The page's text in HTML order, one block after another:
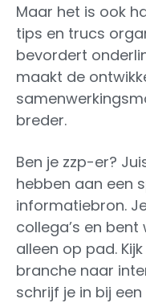
Maar het is ook
tips en trucs
bevordert
maakt de
breder.
Ben je zzp-er?
hebben aan een
informatiebron.
collega’s en
alleen op pad.
branche naar
schrijf je in bij